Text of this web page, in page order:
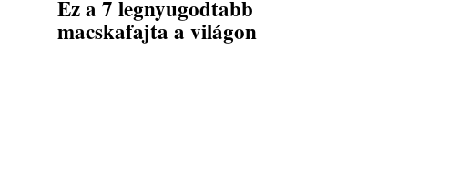
Ez a 7 legnyugodtabb
macskafajta a világon